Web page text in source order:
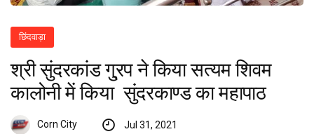
छिंदवाड़ा
श्री सुंदरकांड गु्रप ने किया सत्यम शिवम
कालोनी में किया सुंदरकाण्ड का महापाठ
Corn City Jul 31, 2021